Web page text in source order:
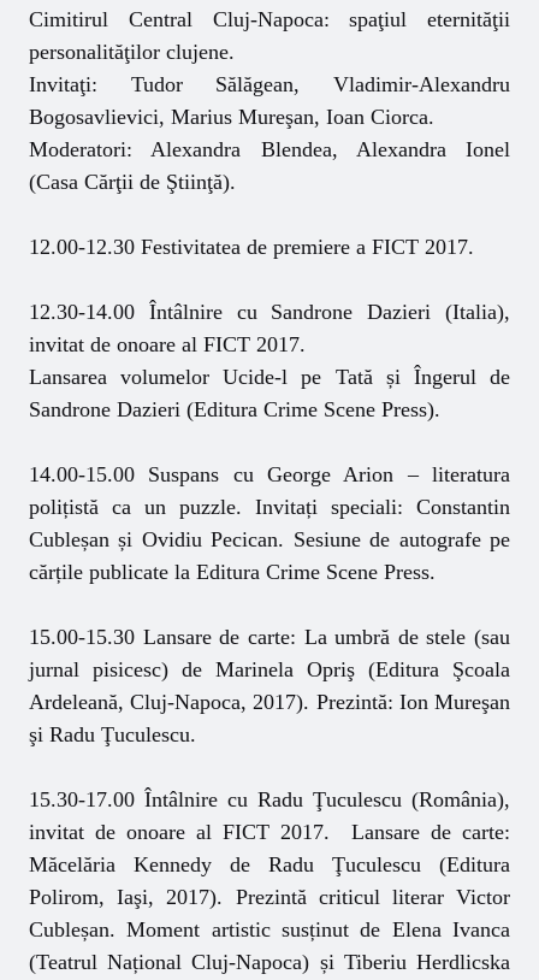
Cimitirul Central Cluj-Napoca: spaţiul eternităţii
personalităţilor clujene.
Invitaţi: Tudor Sălăgean, Vladimir-Alexandru
Bogosavlievici, Marius Mureşan, Ioan Ciorca.
Moderatori: Alexandra Blendea, Alexandra Ionel
(Casa Cărţii de Ştiinţă).
12.00-12.30 Festivitatea de premiere a FICT 2017.
12.30-14.00 Întâlnire cu Sandrone Dazieri (Italia),
invitat de onoare al FICT 2017.
Lansarea volumelor Ucide-l pe Tată și Îngerul de
Sandrone Dazieri (Editura Crime Scene Press).
14.00-15.00 Suspans cu George Arion – literatura
polițistă ca un puzzle. Invitați speciali: Constantin
Cubleșan și Ovidiu Pecican. Sesiune de autografe pe
cărțile publicate la Editura Crime Scene Press.
15.00-15.30 Lansare de carte: La umbră de stele (sau
jurnal pisicesc) de Marinela Opriş (Editura Şcoala
Ardeleană, Cluj-Napoca, 2017). Prezintă: Ion Mureşan
şi Radu Ţuculescu.
15.30-17.00 Întâlnire cu Radu Ţuculescu (România),
invitat de onoare al FICT 2017. Lansare de carte:
Măcelăria Kennedy de Radu Ţuculescu (Editura
Polirom, Iaşi, 2017). Prezintă criticul literar Victor
Cubleșan. Moment artistic susținut de Elena Ivanca
(Teatrul Național Cluj-Napoca) și Tiberiu Herdlicska